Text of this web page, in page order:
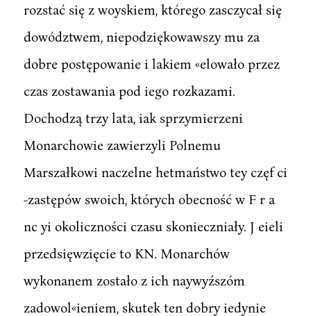
rozstać się z woyskiem, którego zasczycał się
dowództwem, niepodziękowawszy mu za
dobre postępowanie i lakiem «elowało przez
czas zostawania pod iego rozkazami.
Dochodzą trzy lata, iak sprzymierzeni
Monarchowie zawierzyli Polnemu
Marszałkowi naczelne hetmaństwo tey częf ci
-zastępów swoich, których obecność w F r a
nc yi okoliczności czasu skonieczniały. J eieli
przedsięwzięcie to KN. Monarchów
wykonanem zostało z ich naywyźszóm
zadowol«ieniem, skutek ten dobry iedynie